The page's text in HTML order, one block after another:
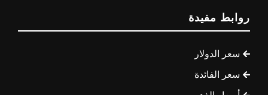
روابط مفيدة
سعر الدولار
سعر الفائدة